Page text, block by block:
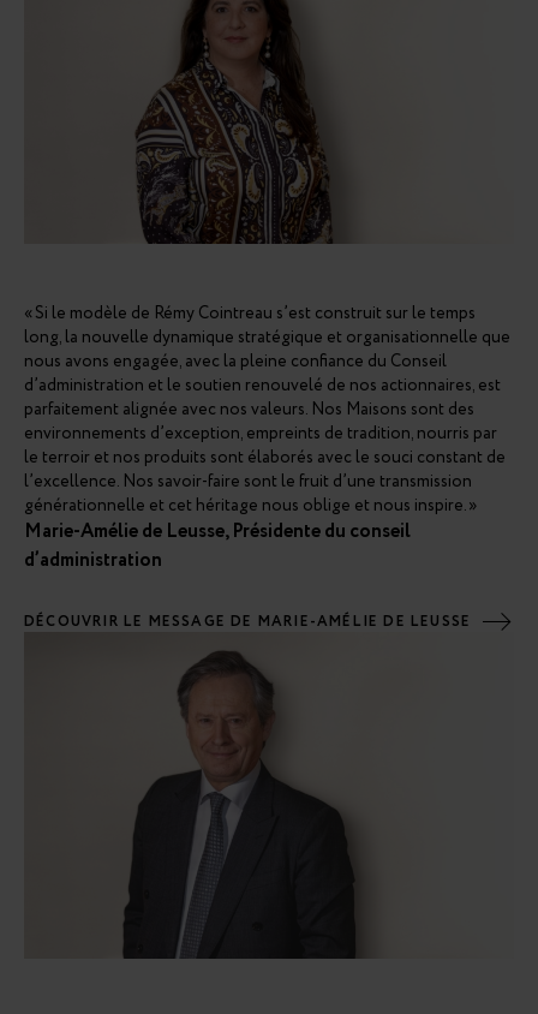
« Si le modèle de Rémy Cointreau s’est construit sur le temps
long, la nouvelle dynamique stratégique et organisationnelle que
nous avons engagée, avec la pleine confiance du Conseil
d’administration et le soutien renouvelé de nos actionnaires, est
parfaitement alignée avec nos valeurs. Nos Maisons sont des
environnements d’exception, empreints de tradition, nourris par
le terroir et nos produits sont élaborés avec le souci constant de
l’excellence. Nos savoir-faire sont le fruit d’une transmission
générationnelle et cet héritage nous oblige et nous inspire. »
Marie-Amélie de Leusse, Présidente du conseil
d’administration
DÉCOUVRIR LE MESSAGE DE MARIE-AMÉLIE DE LEUSSE